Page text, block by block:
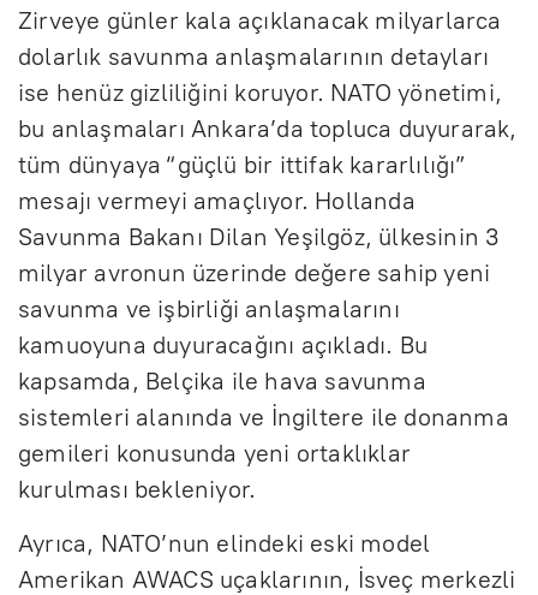
Zirveye günler kala açıklanacak milyarlarca
dolarlık savunma anlaşmalarının detayları
ise henüz gizliliğini koruyor. NATO yönetimi,
bu anlaşmaları Ankara’da topluca duyurarak,
tüm dünyaya “güçlü bir ittifak kararlılığı”
mesajı vermeyi amaçlıyor. Hollanda
Savunma Bakanı Dilan Yeşilgöz, ülkesinin 3
milyar avronun üzerinde değere sahip yeni
savunma ve işbirliği anlaşmalarını
kamuoyuna duyuracağını açıkladı. Bu
kapsamda, Belçika ile hava savunma
sistemleri alanında ve İngiltere ile donanma
gemileri konusunda yeni ortaklıklar
kurulması bekleniyor.
Ayrıca, NATO’nun elindeki eski model
Amerikan AWACS uçaklarının, İsveç merkezli